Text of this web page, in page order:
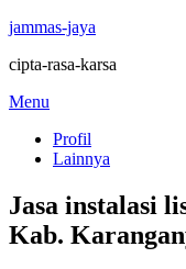
jammas-jaya
cipta-rasa-karsa
Skip
content
Menu
Profil
Lainnya
Jasa instalasi
Kab.